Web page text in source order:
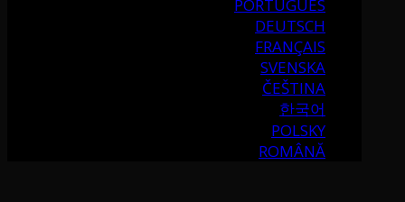
PORTUGUÉS
DEUTSCH
FRANÇAIS
SVENSKA
ČEŠTINA
한국어
POLSKY
ROMÂNĂ